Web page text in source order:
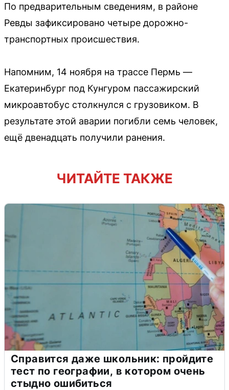
По предварительным сведениям, в районе
Ревды зафиксировано четыре дорожно-
транспортных происшествия.
Напомним, 14 ноября на трассе Пермь —
Екатеринбург под Кунгуром пассажирский
микроавтобус столкнулся с грузовиком. В
результате этой аварии погибли семь человек,
ещё двенадцать получили ранения.
ЧИТАЙТЕ ТАКЖЕ
Справится даже школьник: пройдите
тест по географии, в котором очень
стыдно ошибиться